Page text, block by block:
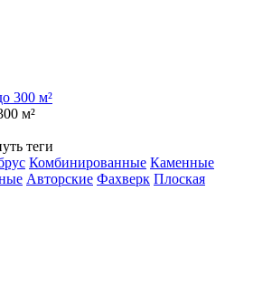
300 м²
м²
теги
Комбинированные Каменные
Авторские Фахверк Плоская